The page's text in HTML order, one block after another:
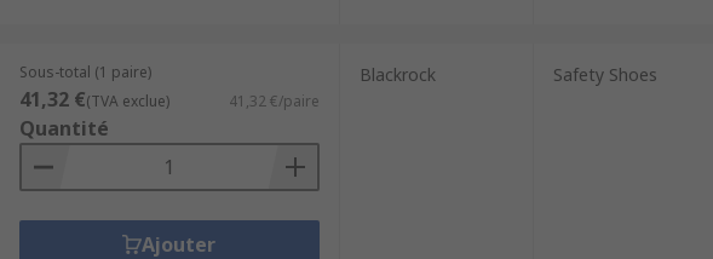
Sous-total (1 paire)
41,32 €(TVA exclue) 41,32 €/paire
Quantité
Ajouter
Blackrock Safety Shoes